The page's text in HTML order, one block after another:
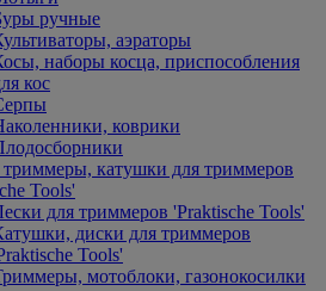
ручные
аэраторы
наборы косца, приспособления
кос
коврики
катушки для триммеров
Tools'
для триммеров 'Praktische Tools'
диски для триммеров
Tools'
мотоблоки, газонокосилки